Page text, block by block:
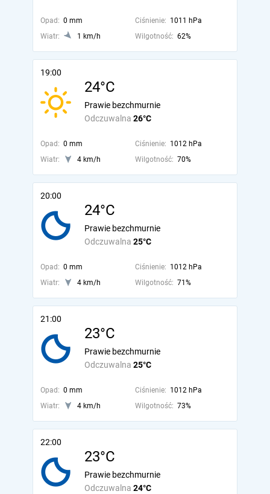
Opad: 0 mm Ciśnienie: 1011 hPa
Wiatr:
1 km/h Wilgotność: 62%
19:00
24°C
Odczuwalna 26°C
Prawie bezchmurnie
Opad: 0 mm Ciśnienie: 1012 hPa
Wiatr:
4 km/h Wilgotność: 70%
20:00
24°C
Odczuwalna 25°C
Prawie bezchmurnie
Opad: 0 mm Ciśnienie: 1012 hPa
Wiatr:
4 km/h Wilgotność: 71%
21:00
23°C
Odczuwalna 25°C
Prawie bezchmurnie
Opad: 0 mm Ciśnienie: 1012 hPa
Wiatr:
4 km/h Wilgotność: 73%
22:00
23°C
Odczuwalna 24°C
Prawie bezchmurnie